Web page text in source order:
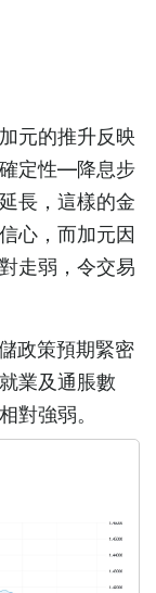
元的推升反映
定性—降息步
長，這樣的金
心，而加元因
走弱，令交易
政策預期緊密
業及通脹數
對強弱。